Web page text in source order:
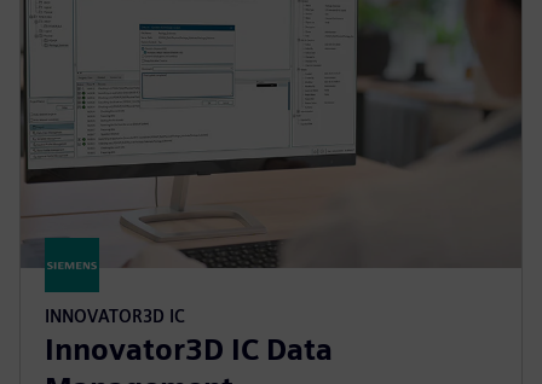
INNOVATOR3D IC
Innovator3D IC Data